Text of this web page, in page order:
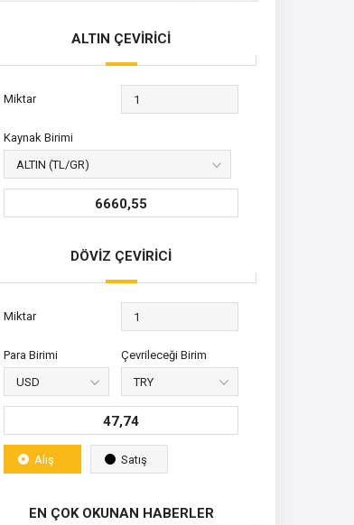
ALTIN ÇEVİRİCİ
Miktar
Kaynak Birimi
6660,55
DÖVİZ ÇEVİRİCİ
Miktar
Para Birimi Çevrileceği Birim
47,74
Alış Satış
EN ÇOK OKUNAN HABERLER